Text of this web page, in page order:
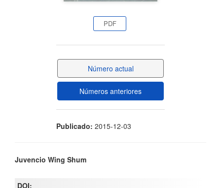
PDF
Número actual
Números anteriores
Publicado: 2015-12-03
Contenido
principal
Juvencio Wing Shum
DOI: